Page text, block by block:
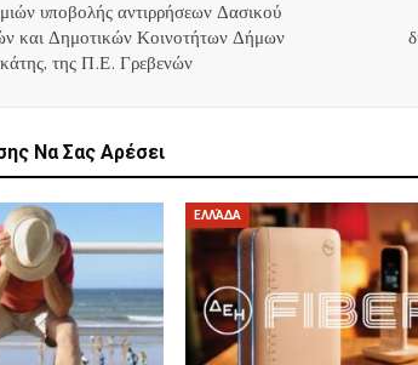
υποβολής αντιρρήσεων Δασικού
και Δημοτικών Κοινοτήτων Δήμων
της Π.Ε. Γρεβενών
Να Σας Αρέσει
ΕΛΛΆΔΑ